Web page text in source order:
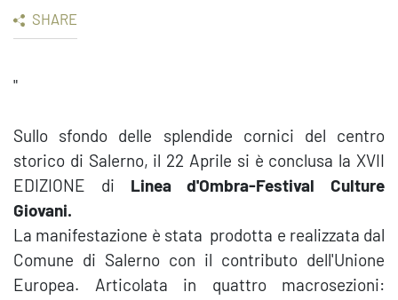
SHARE
"
Sullo sfondo delle splendide cornici del centro
storico di Salerno, il 22 Aprile si è conclusa la XVII
EDIZIONE di Linea d'Ombra-Festival Culture
Giovani.
La manifestazione è stata prodotta e realizzata dal
Comune di Salerno con il contributo dell'Unione
Europea. Articolata in quattro macrosezioni: